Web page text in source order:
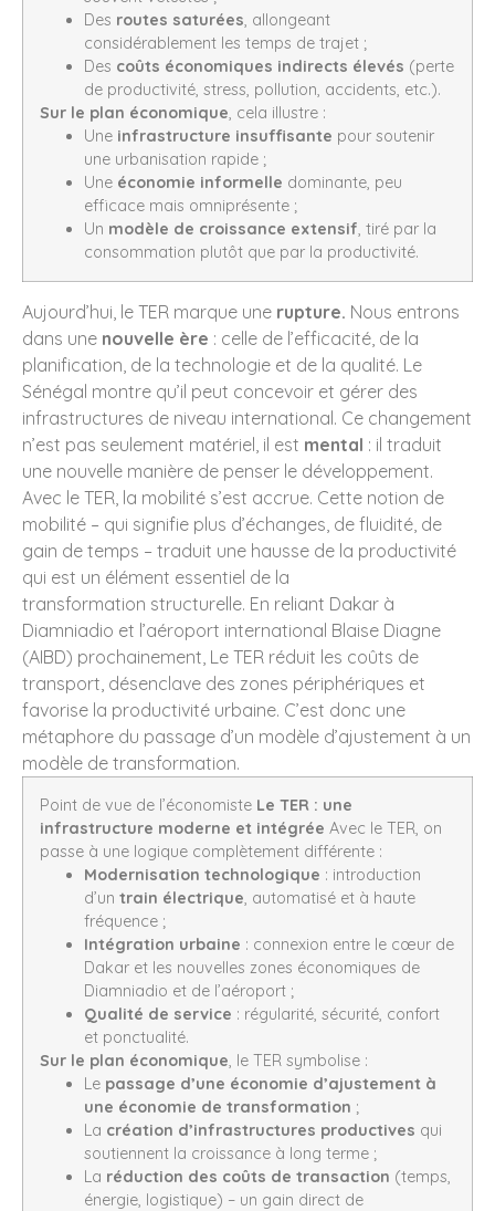
Des routes saturées , allongeant
considérablement les temps de trajet ;
Des coûts économiques indirects élevés (perte
de productivité, stress, pollution, accidents, etc.).
Sur le plan économique , cela illustre :
Une infrastructure insuffisante pour soutenir
une urbanisation rapide ;
Une économie informelle dominante, peu
efficace mais omniprésente ;
Un modèle de croissance extensif , tiré par la
consommation plutôt que par la productivité.
Aujourd’hui, le TER marque une rupture. Nous entrons
dans une nouvelle ère : celle de l’efficacité, de la
planification, de la technologie et de la qualité. Le
Sénégal montre qu’il peut concevoir et gérer des
infrastructures de niveau international. Ce changement
n’est pas seulement matériel, il est mental : il traduit
une nouvelle manière de penser le développement.
Avec le TER, la mobilité s’est accrue. Cette notion de
mobilité – qui signifie plus d’échanges, de fluidité, de
gain de temps – traduit une hausse de la productivité
qui est un élément essentiel de la
transformation structurelle. En reliant Dakar à
Diamniadio et l’aéroport international Blaise Diagne
(AIBD) prochainement, Le TER réduit les coûts de
transport, désenclave des zones périphériques et
favorise la productivité urbaine. C’est donc une
métaphore du passage d’un modèle d’ajustement à un
modèle de transformation.
Point de vue de l’économiste Le TER : une
infrastructure moderne et intégrée Avec le TER, on
passe à une logique complètement différente :
Modernisation technologique : introduction
d’un train électrique , automatisé et à haute
fréquence ;
Intégration urbaine : connexion entre le cœur de
Dakar et les nouvelles zones économiques de
Diamniadio et de l’aéroport ;
Qualité de service : régularité, sécurité, confort
et ponctualité.
Sur le plan économique , le TER symbolise :
Le passage d’une économie d’ajustement à
une économie de transformation ;
La création d’infrastructures productives qui
soutiennent la croissance à long terme ;
La réduction des coûts de transaction (temps,
énergie, logistique) – un gain direct de